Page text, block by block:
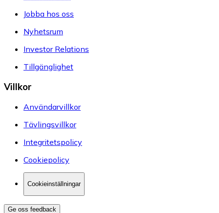
Jobba hos oss
Nyhetsrum
Investor Relations
Tillgänglighet
Villkor
Användarvillkor
Tävlingsvillkor
Integritetspolicy
Cookiepolicy
Cookieinställningar
Ge oss feedback